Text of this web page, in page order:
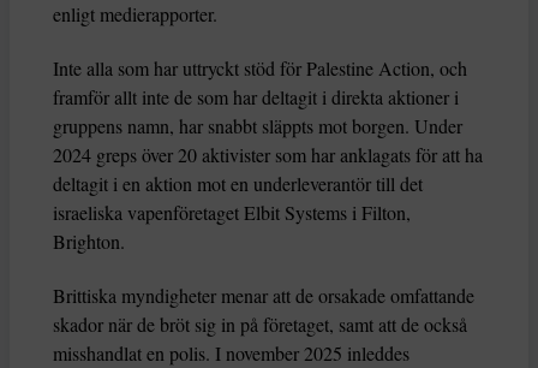
enligt medierapporter.
Inte alla som har uttryckt stöd för Palestine Action, och
framför allt inte de som har deltagit i direkta aktioner i
gruppens namn, har snabbt släppts mot borgen. Under
2024 greps över 20 aktivister som har anklagats för att ha
deltagit i en aktion mot en underleverantör till det
israeliska vapenföretaget Elbit Systems i Filton,
Brighton.
Brittiska myndigheter menar att de orsakade omfattande
skador när de bröt sig in på företaget, samt att de också
misshandlat en polis. I november 2025 inleddes